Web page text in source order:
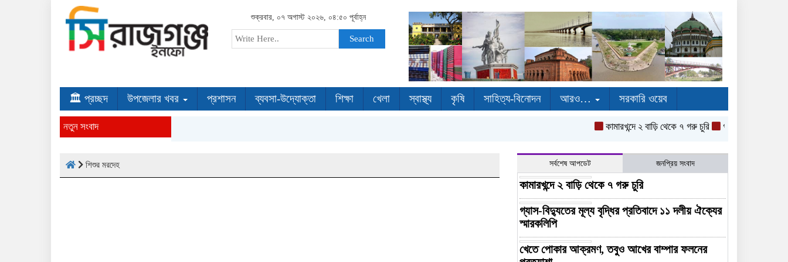
শুক্রবার, ০৭ অগাস্ট ২০২৬, ০৪:৫০ পূর্বাহ্ন
Search
🏛 প্রচ্ছদ উপজেলার খবর প্রশাসন ব্যবসা-উদ্যোক্তা শিক্ষা খেলা স্বাস্থ্য কৃষি সাহিত্য-বিনোদন আরও… সরকারি ওয়েব
নতুন সংবাদ কামারখন্দে ২ বাড়ি থেকে ৭ গরু চুরি গ্যাস-বিদ্যুতের মূল্য
শিশুর মরদেহ সর্বশেষ আপডেট জনপ্রিয় সংবাদ
কামারখন্দে ২ বাড়ি থেকে ৭ গরু চুরি
গ্যাস-বিদ্যুতের মূল্য বৃদ্ধির প্রতিবাদে ১১ দলীয় ঐক্যের
স্মারকলিপি
খেতে পোকার আক্রমণ, তবুও আখের বাম্পার ফলনের